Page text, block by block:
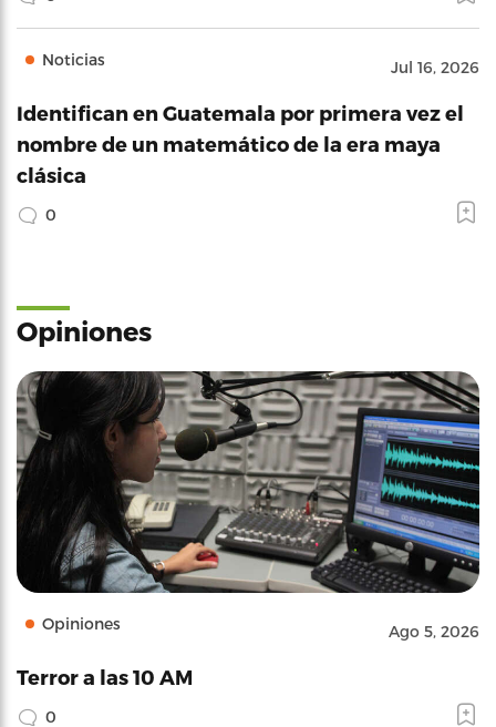
Noticias Jul 16, 2026
Identifican en Guatemala por primera vez el
nombre de un matemático de la era maya
clásica
0
Opiniones
Opiniones Ago 5, 2026
Terror a las 10 AM
0